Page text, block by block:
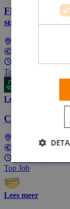
Flexible online
surveys!
Landelijk (dus
1 - 40 uur per
Top Job
Lees meer
Callcenter
Landelijk (dus
€17,91 per uur
Top Job
Lees meer